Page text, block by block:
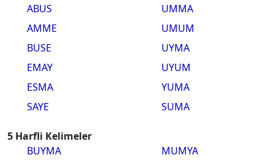
ABUS
AMME
BUSE
EMAY
ESMA
SAYE
UMMA
UMUM
UYMA
UYUM
YUMA
SUMA
5 Harfli Kelimeler
BUYMA
MUMYA